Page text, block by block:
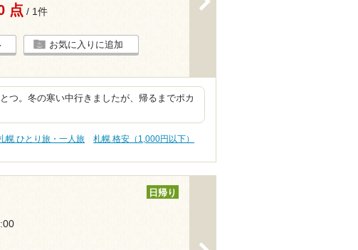
点 / 1件
お気に入りに追加
つ。冬の寒い中行きましたが、帰るまでポカ
幌 ひとり旅・一人旅
札幌 格安（1,000円以下）
日帰り